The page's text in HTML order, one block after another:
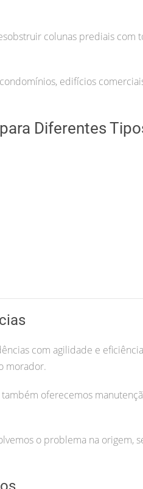
colunas prediais com
edifícios
Diferentes
com agilidade e
morador.
oferecemos
o problema na origem,